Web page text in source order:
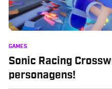
GAMES
Sonic Racing
personagens!